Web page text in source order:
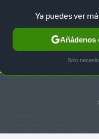
SELECCIÓN GAMING
Ya puedes ver
Añádenos
Solo